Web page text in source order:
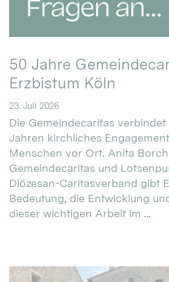
50 Jahre
Erzbistum Köln
23. Juli 2026
Die Gemeindecaritas
Jahren kirchliches
Menschen vor Ort. Anita
Gemeindecaritas und
Diözesan-Caritasverband gibt
Bedeutung, die Entwicklung
dieser wichtigen Arbeit im ...